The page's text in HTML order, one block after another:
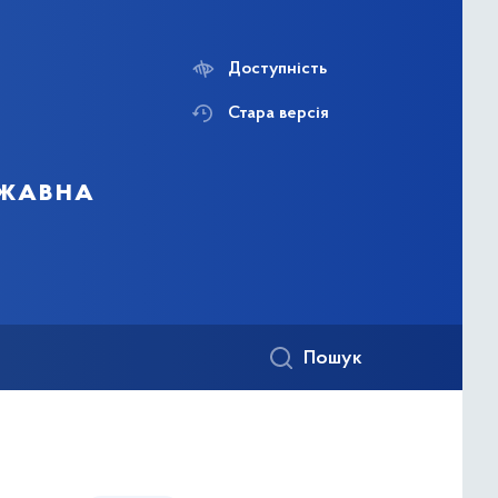
Доступність
Стара версія
Пошук